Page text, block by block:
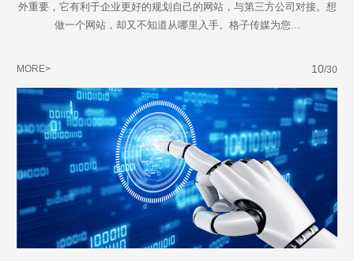
外重要，它有利于企业更好的规划自己的网站，与第三方公司对接。想
做一个网站，却又不知道从哪里入手。格子传媒为您...
MORE> 10/30